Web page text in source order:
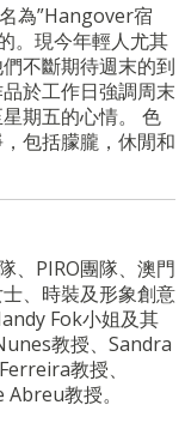
為”Hangover宿
。現今年輕人尤其
不斷期待週末的到
於工作日強調周末
期五的心情。 色
包括朦朧，休閒和
、PIRO團隊、澳門
、時裝及形象創意
Fok小姐及其
教授、Sandra
教授、
教授。